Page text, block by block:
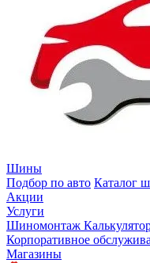
Шины
Подбор по авто Каталог
Акции
Услуги
Шиномонтаж
Корпоративное
Магазины